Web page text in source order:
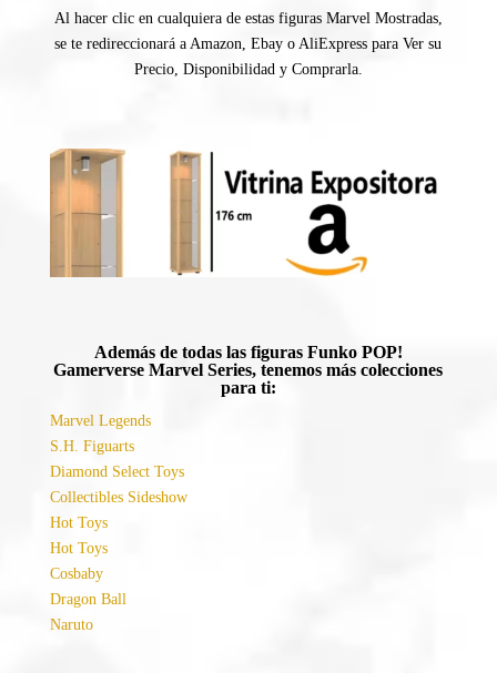
Al hacer clic en cualquiera de estas figuras Marvel Mostradas,
se te redireccionará a Amazon, Ebay o AliExpress para Ver su
Precio, Disponibilidad y Comprarla.
Además de todas las figuras Funko POP!
Gamerverse Marvel Series, tenemos más colecciones
para ti:
Marvel Legends
S.H. Figuarts
Diamond Select Toys
Collectibles Sideshow
Hot Toys
Hot Toys
Cosbaby
Dragon Ball
Naruto